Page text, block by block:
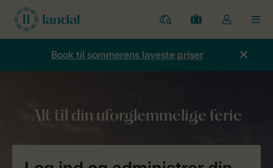
Parker
Mine
bookinger
Toggle
the
Book til sommerens laveste priser